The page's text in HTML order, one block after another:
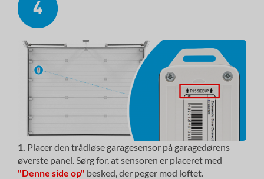
1. Placer den trådløse garagesensor på garagedørens
øverste panel. Sørg for, at sensoren er placeret med
"Denne side op" besked, der peger mod loftet.